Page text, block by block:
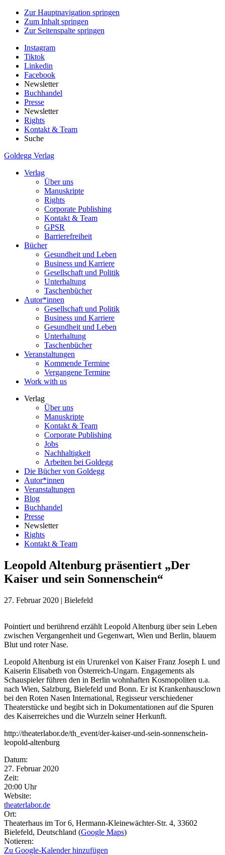
Zur Hauptnavigation springen
Zum Inhalt springen
Zur Seitenspalte springen
Instagram
Tiktok
Linkedin
Facebook
Newsletter
Buchhandel
Presse
Newsletter
Rights
Kontakt & Team
Suche
Goldegg Verlag
Verlag
Über uns
Manuskripte
Rights
Corporate Publishing
Kontakt & Team
GPSR
Barrierefreiheit
Bücher
Gesundheit und Leben
Business und Karriere
Gesellschaft und Politik
Unterhaltung
Taschenbücher
Autor*innen
Gesellschaft und Politik
Business und Karriere
Gesundheit und Leben
Unterhaltung
Taschenbücher
Veranstaltungen
Kommende Termine
Vergangene Termine
Work with us
Verlag
Über uns
Manuskripte
Kontakt & Team
Corporate Publishing
Jobs
Nachhaltigkeit
Arbeiten bei Goldegg
Die Bücher von Goldegg
Autor*innen
Veranstaltungen
Blog
Buchhandel
Presse
Newsletter
Rights
Kontakt & Team
Leopold Altenburg präsentiert „Der
Kaiser und sein Sonnenschein“
27. Februar 2020 | Bielefeld
Pointiert und berührend erzählt Leopold Altenburg über sein Leben
zwischen Vergangenheit und Gegenwart, Wien und Berlin, blauem
Blut und roter Nase.
Leopold Altenburg ist ein Ururenkel von Kaiser Franz Joseph I. und
Kaiserin Elisabeth von Österreich-Ungarn. Engagements als
Schauspieler führen den in Berlin wohnhaften Kosmopoliten u.a.
nach Wien, Salzburg, Bielefeld und Bonn. Er ist Krankenhausclown
bei den Roten Nasen International, Regisseur verschiedener
Theaterstücke und begibt sich in Dokumentationen auf die Spuren
des Kaiserreiches und die Wurzeln seiner Herkunft.
http://theaterlabor.de/th_event/der-kaiser-und-sein-sonnenschein-
leopold-altenburg
Eventdetails
Datum:
27. Februar 2020
Zeit:
20:00 Uhr
Website:
theaterlabor.de
Ort:
Theaterhaus im Tor 6, Hermann-Kleinewächter-Str. 4, 33602
Bielefeld, Deutschland (Google Maps)
Notieren:
Zu Google-Kalender hinzufügen